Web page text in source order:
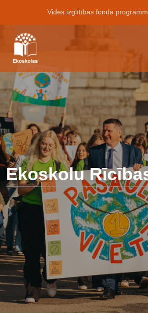
Vides izglītības fonda
Ekoskolu